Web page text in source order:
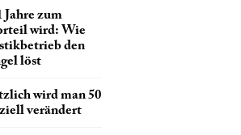
Jahre zum
wird: Wie
den
löst
wird man 50
verändert